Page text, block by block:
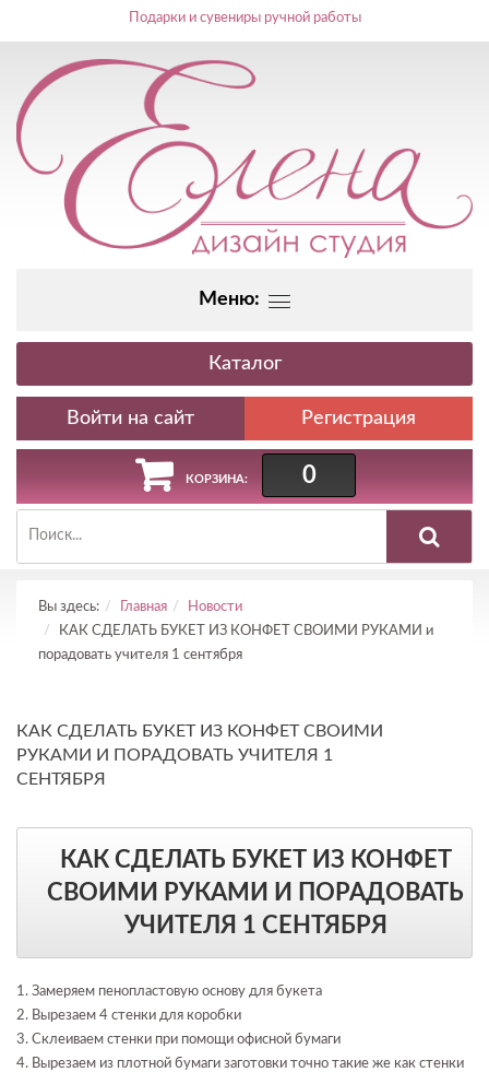
Подарки и сувениры ручной работы
Меню:
Каталог
Регистрация
КОРЗИНА: 0
Вы здесь: Главная
Новости
КАК СДЕЛАТЬ БУКЕТ ИЗ КОНФЕТ СВОИМИ РУКАМИ и
порадовать учителя 1 сентября
КАК СДЕЛАТЬ БУКЕТ ИЗ КОНФЕТ СВОИМИ
РУКАМИ И ПОРАДОВАТЬ УЧИТЕЛЯ 1
СЕНТЯБРЯ
КАК СДЕЛАТЬ БУКЕТ ИЗ КОНФЕТ
СВОИМИ РУКАМИ И ПОРАДОВАТЬ
УЧИТЕЛЯ 1 СЕНТЯБРЯ
1. Замеряем пенопластовую основу для букета
2. Вырезаем 4 стенки для коробки
3. Склеиваем стенки при помощи офисной бумаги
4. Вырезаем из плотной бумаги заготовки точно такие же как стенки